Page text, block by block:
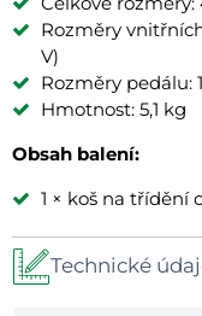
Rozměry
V)
Rozměry pedálu:
Hmotnost: 5,1 kg
Obsah balení:
1 × koš na třídění
Technické